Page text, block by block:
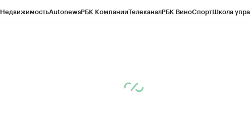
НедвижимостьAutonewsРБК КомпанииТелеканалРБК ВиноСпортШкола